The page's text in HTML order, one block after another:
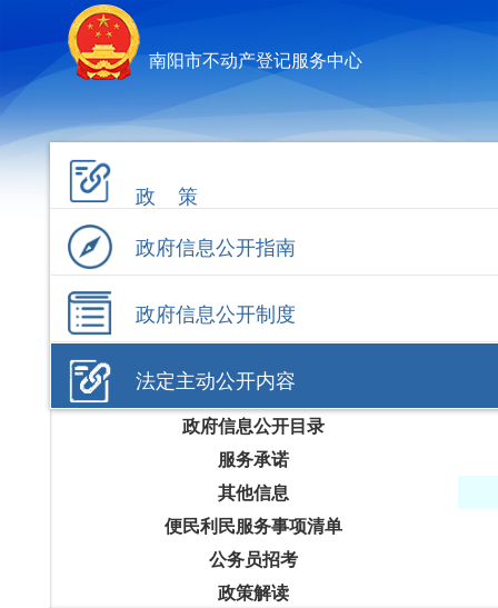
南阳市不动产登记服务中心
政 策
政府信息公开指南
政府信息公开制度
法定主动公开内容
政府信息公开目录
服务承诺
其他信息
便民利民服务事项清单
公务员招考
政策解读